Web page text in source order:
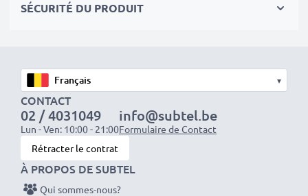
sont parfaites comme batteries principales,
amateurs.
Optez pour CELLONIC et ne faites aucun compromis
sur la qualité. Passez votre commande dès maintenant
SÉCURITÉ DU PRODUIT
▾
CONTACT
02 / 4031049
Lun - Ven: 10:00 - 21:00
info@subtel.be
Formulaire de Contact
Rétracter le contrat
À PROPOS DE SUBTEL
Qui sommes-nous?